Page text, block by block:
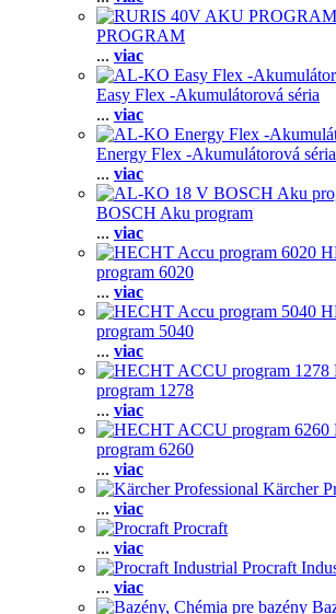
PROGRAM
... viac
Easy Flex -Akumulátorová séria
... viac
Energy Flex -Akumulátorová séria
... viac
BOSCH Aku program
... viac
program 6020
... viac
program 5040
... viac
program 1278
... viac
program 6260
... viac
Kärcher
... viac
Procraft
... viac
Procraft
... viac